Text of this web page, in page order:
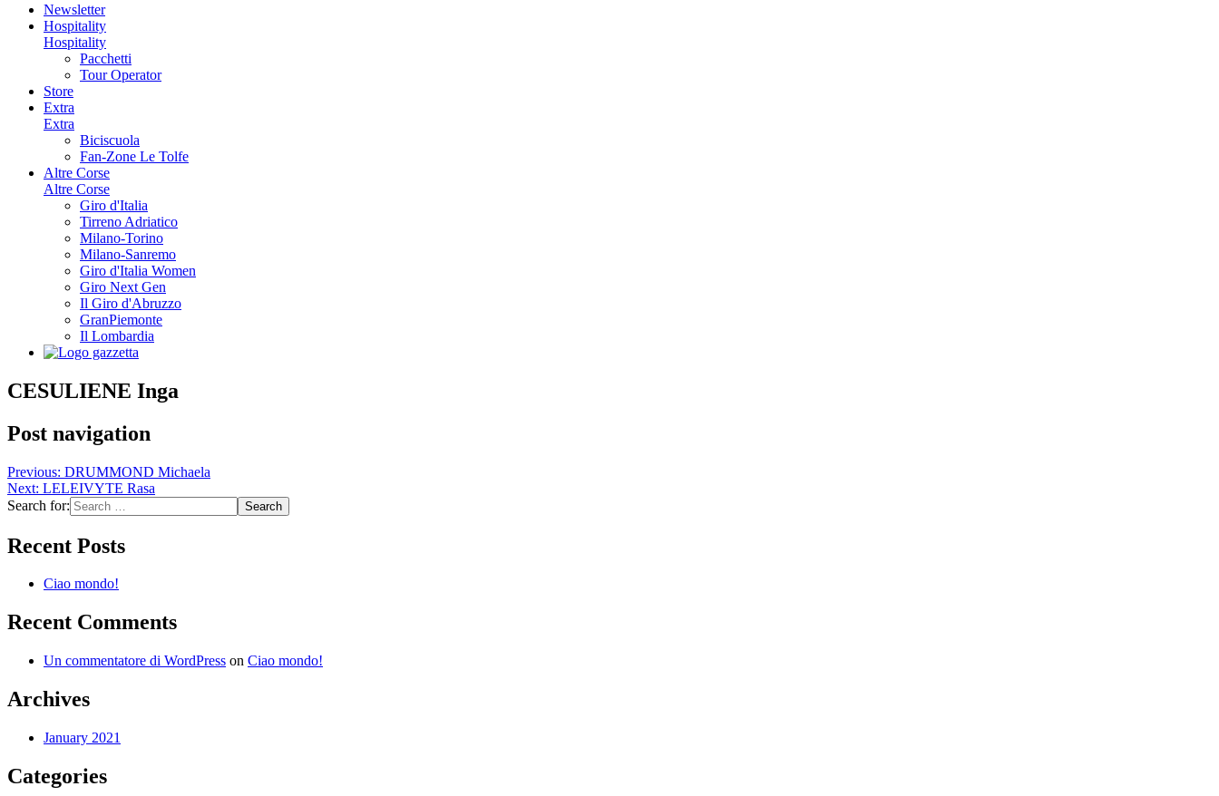
Newsletter
Hospitality
Hospitality
Pacchetti
Tour Operator
Store
Extra
Extra
Biciscuola
Fan-Zone Le Tolfe
Altre Corse
Altre Corse
Giro d'Italia
Tirreno Adriatico
Milano-Torino
Milano-Sanremo
Giro d'Italia Women
Giro Next Gen
Il Giro d'Abruzzo
GranPiemonte
Il Lombardia
CESULIENE Inga
Post navigation
Previous: DRUMMOND Michaela
Next: LELEIVYTE Rasa
Search for:
Recent Posts
Ciao mondo!
Recent Comments
Un commentatore di WordPress on Ciao mondo!
Archives
January 2021
Categories